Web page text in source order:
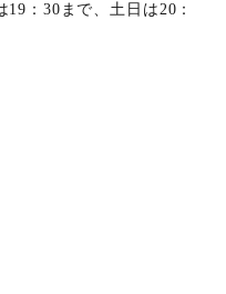
：30まで、土日は20：